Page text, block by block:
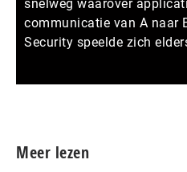
snelweg waarover
communicatie van A naar
Security speelde zich
Meer lezen